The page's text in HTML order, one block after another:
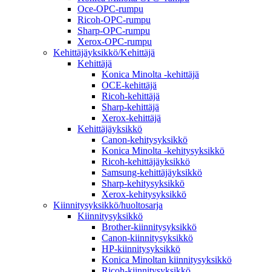
Oce-OPC-rumpu
Ricoh-OPC-rumpu
Sharp-OPC-rumpu
Xerox-OPC-rumpu
Kehittäjäyksikkö/Kehittäjä
Kehittäjä
Konica Minolta -kehittäjä
OCE-kehittäjä
Ricoh-kehittäjä
Sharp-kehittäjä
Xerox-kehittäjä
Kehittäjäyksikkö
Canon-kehitysyksikkö
Konica Minolta -kehitysyksikkö
Ricoh-kehittäjäyksikkö
Samsung-kehittäjäyksikkö
Sharp-kehitysyksikkö
Xerox-kehitysyksikkö
Kiinnitysyksikkö/huoltosarja
Kiinnitysyksikkö
Brother-kiinnitysyksikkö
Canon-kiinnitysyksikkö
HP-kiinnitysyksikkö
Konica Minoltan kiinnitysyksikkö